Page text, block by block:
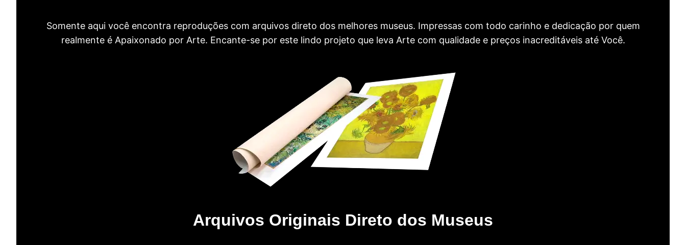
Somente aqui você encontra reproduções com arquivos direto dos melhores museus. Impressas com todo carinho e dedicação por quem
realmente é Apaixonado por Arte. Encante-se por este lindo projeto que leva Arte com qualidade e preços inacreditáveis até Você.
Arquivos Originais Direto dos Museus